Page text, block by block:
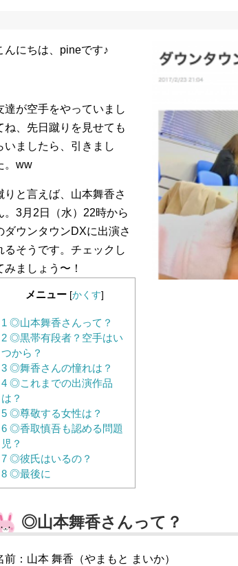
んにちは、pineです♪
達が空手をやっていまし
ね、先日蹴りを見せても
いましたら、引きまし
。ww
りと言えば、山本舞香さ
。3月2日（水）22時から
ダウンタウンDXに出演さ
るそうです。チェックし
みましょう〜！
メニュー [かくす]
1 ◎山本舞香さんって？
2 ◎黒帯有段者？空手はい
つから？
3 ◎舞香さんの憧れは？
4 ◎これまでの出演作品
は？
5 ◎尊敬する女性は？
6 ◎香取慎吾も認める問題
児？
7 ◎彼氏はいるの？
8 ◎最後に
◎山本舞香さんって？
前：山本 舞香（やまもと まいか）